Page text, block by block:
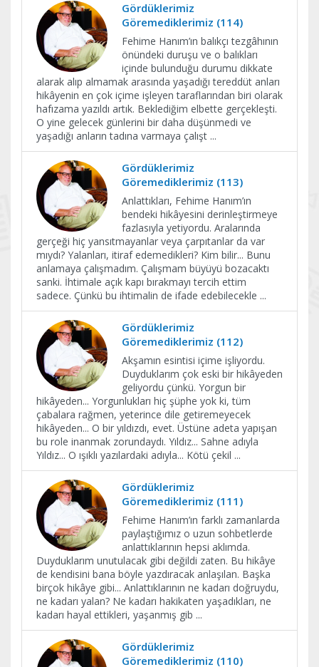
Gördüklerimiz
Göremediklerimiz (114)
Fehime Hanım’ın balıkçı tezgâhının
önündeki duruşu ve o balıkları
içinde bulunduğu durumu dikkate
alarak alıp almamak arasında yaşadığı tereddüt anları
hikâyenin en çok içime işleyen taraflarından biri olarak
hafızama yazıldı artık. Beklediğim elbette gerçekleşti.
O yine gelecek günlerini bir daha düşünmedi ve
yaşadığı anların tadına varmaya çalışt ...
Gördüklerimiz
Göremediklerimiz (113)
Anlattıkları, Fehime Hanım’ın
bendeki hikâyesini derinleştirmeye
fazlasıyla yetiyordu. Aralarında
gerçeği hiç yansıtmayanlar veya çarpıtanlar da var
mıydı? Yalanları, itiraf edemedikleri? Kim bilir... Bunu
anlamaya çalışmadım. Çalışmam büyüyü bozacaktı
sanki. İhtimale açık kapı bırakmayı tercih ettim
sadece. Çünkü bu ihtimalin de ifade edebilecekle ...
Gördüklerimiz
Göremediklerimiz (112)
Akşamın esintisi içime işliyordu.
Duyduklarım çok eski bir hikâyeden
geliyordu çünkü. Yorgun bir
hikâyeden... Yorgunlukları hiç şüphe yok ki, tüm
çabalara rağmen, yeterince dile getiremeyecek
hikâyeden... O bir yıldızdı, evet. Üstüne adeta yapışan
bu role inanmak zorundaydı. Yıldız... Sahne adıyla
Yıldız... O ışıklı yazılardaki adıyla... Kötü çekil ...
Gördüklerimiz
Göremediklerimiz (111)
Fehime Hanım’ın farklı zamanlarda
paylaştığımız o uzun sohbetlerde
anlattıklarının hepsi aklımda.
Duyduklarım unutulacak gibi değildi zaten. Bu hikâye
de kendisini bana böyle yazdıracak anlaşılan. Başka
birçok hikâye gibi... Anlattıklarının ne kadarı doğruydu,
ne kadarı yalan? Ne kadarı hakikaten yaşadıkları, ne
kadarı hayal ettikleri, yaşanmış gib ...
Gördüklerimiz
Göremediklerimiz (110)